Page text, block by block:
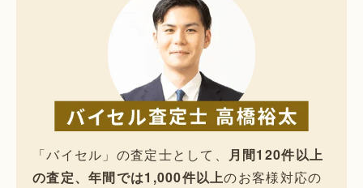
「バイセル」の査定士として、 月間120件以上
の査定、年間では1,000件以上のお客様対応の